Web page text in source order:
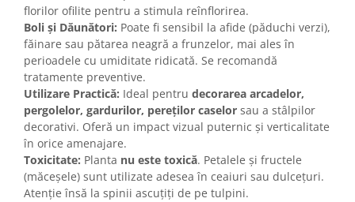
florilor ofilite pentru a stimula reînflorirea.
Boli și Dăunători: Poate fi sensibil la afide (păduchi verzi),
făinare sau pătarea neagră a frunzelor, mai ales în
perioadele cu umiditate ridicată. Se recomandă
tratamente preventive.
Utilizare Practică: Ideal pentru decorarea arcadelor,
pergolelor, gardurilor, pereților caselor sau a stâlpilor
decorativi. Oferă un impact vizual puternic și verticalitate
în orice amenajare.
Toxicitate: Planta nu este toxică. Petalele și fructele
(măceșele) sunt utilizate adesea în ceaiuri sau dulcețuri.
Atenție însă la spinii ascuțiți de pe tulpini.